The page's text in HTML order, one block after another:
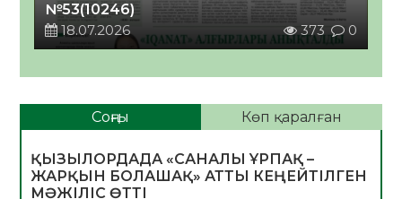
№53(10246)
18.07.2026
373 0
Соңғы Көп қаралған
ҚЫЗЫЛОРДАДА «САНАЛЫ ҰРПАҚ –
ЖАРҚЫН БОЛАШАҚ» АТТЫ КЕҢЕЙТІЛГЕН
МӘЖІЛІС ӨТТІ